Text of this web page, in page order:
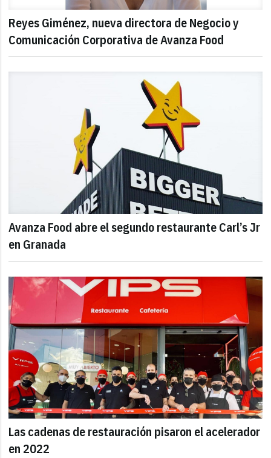
Reyes Giménez, nueva directora de Negocio y
Comunicación Corporativa de Avanza Food
Avanza Food abre el segundo restaurante Carl’s Jr
en Granada
Las cadenas de restauración pisaron el acelerador
en 2022